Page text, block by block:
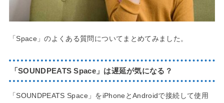
「Space」のよくある質問についてまとめてみました。
「SOUNDPEATS Space」は遅延が気になる？
「SOUNDPEATS Space」をiPhoneとAndroidで接続して使用